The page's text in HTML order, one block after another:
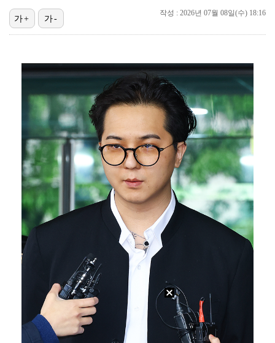
하우 감독 떠난 뉴캐슬, 새 사령탑 자리에 38세 야이…
[ST포토] 키키 이솔, '설레는 컴백'
[ST포토] 키키 이솔, '인형이야 사람이야'
[ST포토] 키키 하음, '사랑해요'
[ST포토] 키키 지유, 포인트 안무로 매력발산
작성 : 2026년 07월 08일(수) 18:16
가+ 가-